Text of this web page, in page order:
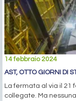
14 febbraio 2024
AST, OTTO GIORNI DI
La fermata al via il 21
collegate. Ma